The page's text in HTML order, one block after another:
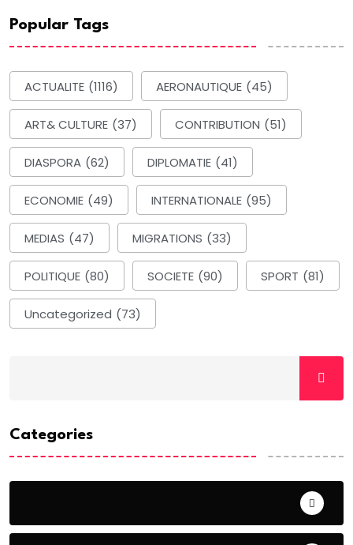
Popular Tags
ACTUALITE (1116) AERONAUTIQUE (45)
ART& CULTURE (37) CONTRIBUTION (51)
DIASPORA (62) DIPLOMATIE (41)
ECONOMIE (49) INTERNATIONALE (95)
MEDIAS (47) MIGRATIONS (33)
POLITIQUE (80) SOCIETE (90) SPORT (81)
Uncategorized (73)
Categories